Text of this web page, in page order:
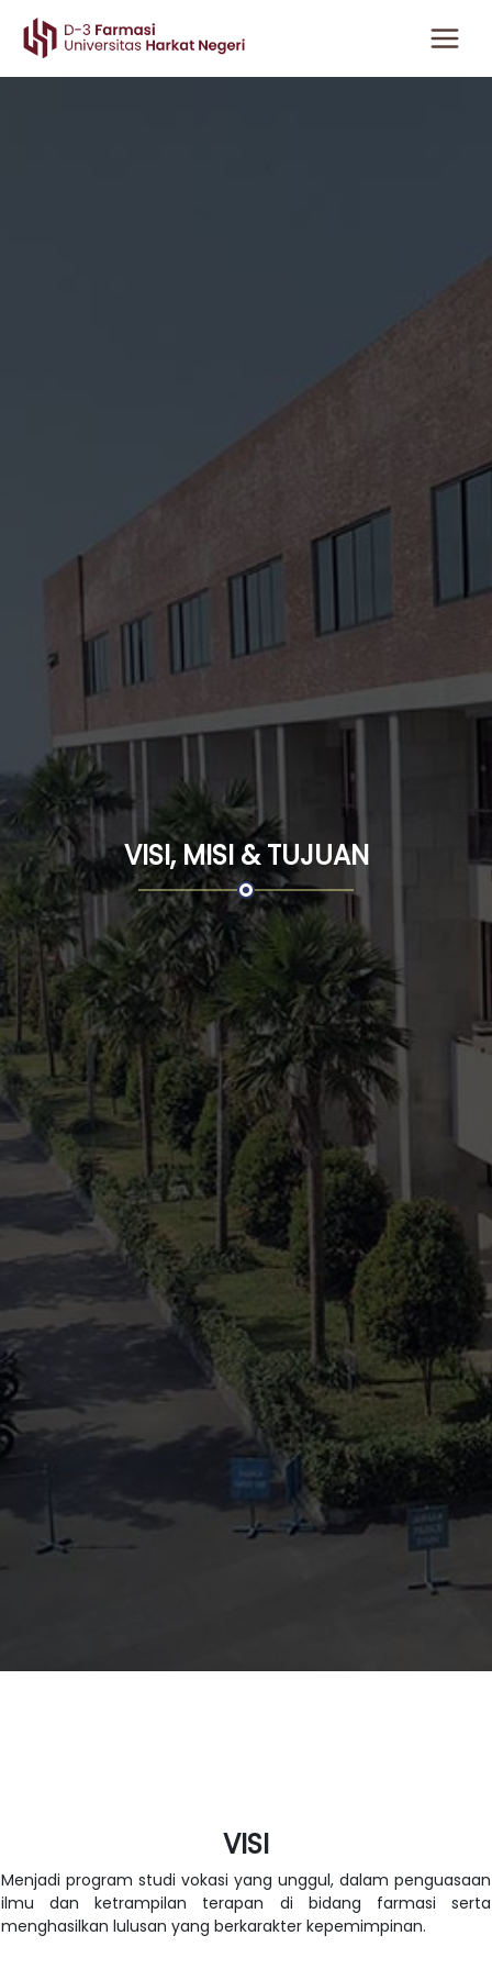
VISI, MISI & TUJUAN
VISI
Menjadi program studi vokasi yang unggul, dalam penguasaan
ilmu dan ketrampilan terapan di bidang farmasi serta
menghasilkan lulusan yang berkarakter kepemimpinan.